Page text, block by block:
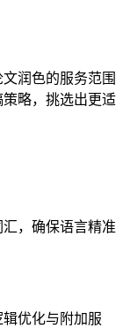
润色的服务范围
略，挑选出更适
，确保语言精准
优化与附加服